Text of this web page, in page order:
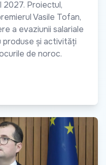
Proiectul,
Vasile Tofan,
a evaziunii salariale
produse și activități
de noroc.